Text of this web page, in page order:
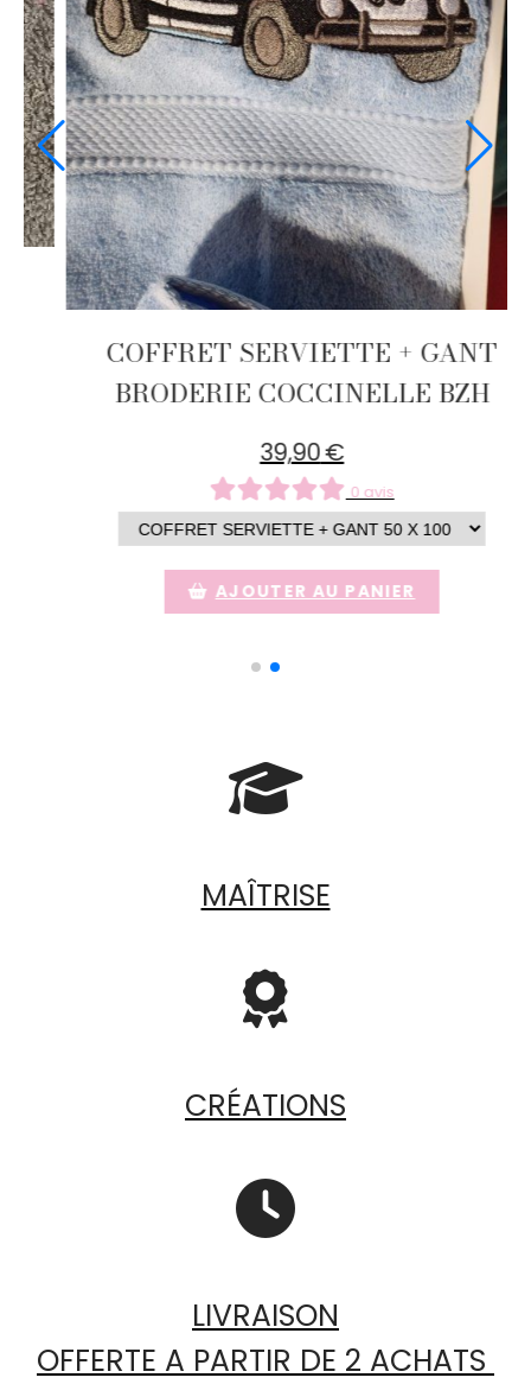
COFFRET SERVIETTE +
BRODERIE COCCINELLE
39,90
AJOUTER AU PANIER

MAÎTRISE

CRÉATIONS

LIVRAISON
OFFERTE A PARTIR DE 2 ACHATS